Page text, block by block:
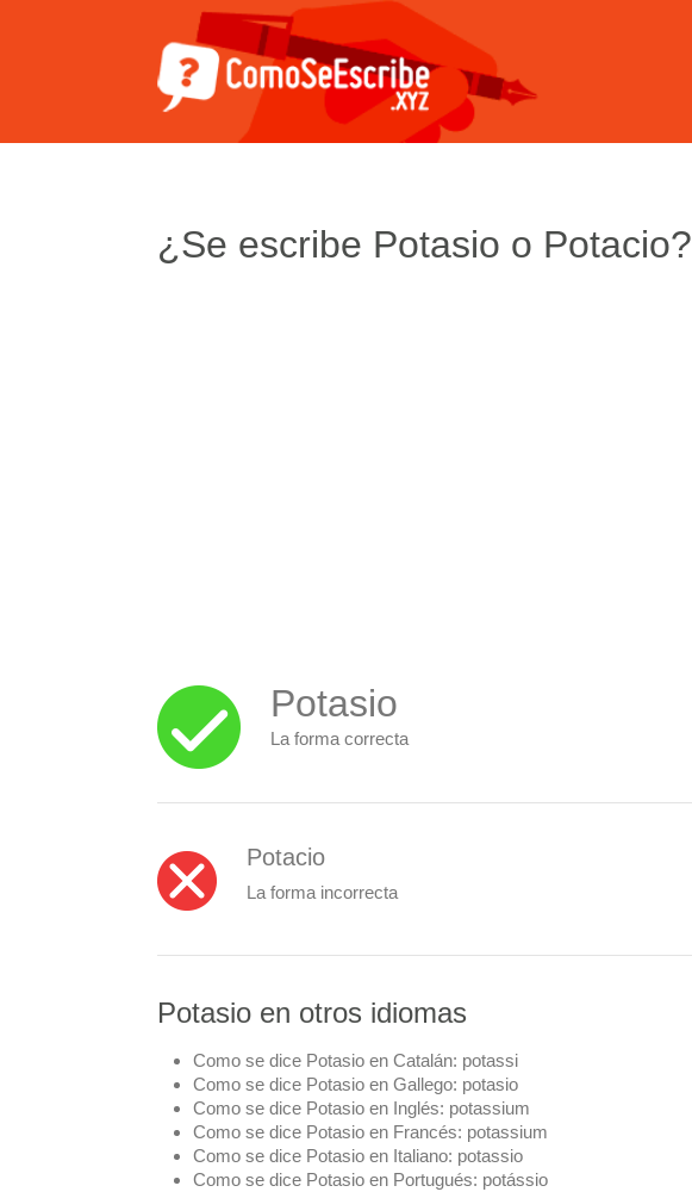
¿Se escribe Potasio o Potacio?
Potasio
La forma correcta
Potacio
La forma incorrecta
Potasio en otros idiomas
Como se dice Potasio en Catalán: potassi
Como se dice Potasio en Gallego: potasio
Como se dice Potasio en Inglés: potassium
Como se dice Potasio en Francés: potassium
Como se dice Potasio en Italiano: potassio
Como se dice Potasio en Portugués: potássio